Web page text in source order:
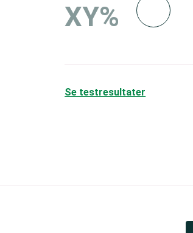
XY%
Se testresultater